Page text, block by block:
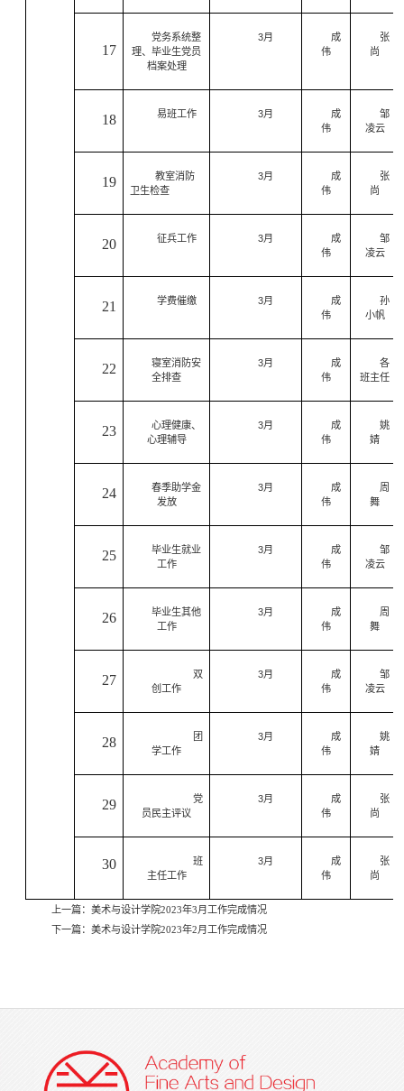
17
党务系统整
理、毕业生党员
档案处理
3月
成
伟
张
尚
18 易班工作 3月
成
伟
邹
凌云
19
教室消防
卫生检查
3月
成
伟
张
尚
20 征兵工作 3月
成
伟
邹
凌云
21 学费催缴 3月
成
伟
孙
小帆
22
寝室消防安
全排查
3月
成
伟
各
班主任
23
心理健康、
心理辅导
3月
成
伟
姚
婧
24
春季助学金
发放
3月
成
伟
周
舞
25
毕业生就业
工作
3月
成
伟
邹
凌云
26
毕业生其他
工作
3月
成
伟
周
舞
27
双
创工作
3月
成
伟
邹
凌云
28
团
学工作
3月
成
伟
姚
婧
29
党
员民主评议
3月
成
伟
张
尚
30
班
主任工作
3月
成
伟
张
尚
上一篇： 美术与设计学院2023年3月工作完成情况
下一篇： 美术与设计学院2023年2月工作完成情况